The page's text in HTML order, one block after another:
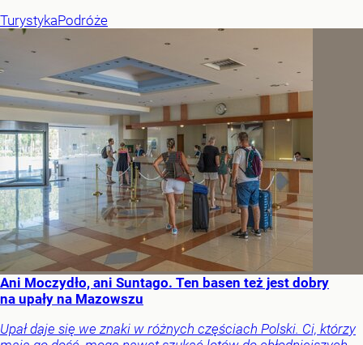
TurystykaPodróże
Ani Moczydło, ani Suntago. Ten basen też jest dobry
na upały na Mazowszu
Upał daje się we znaki w różnych częściach Polski. Ci, którzy